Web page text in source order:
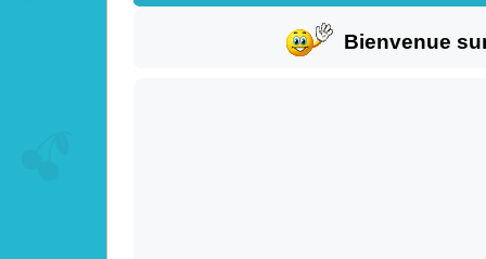
Bienvenue